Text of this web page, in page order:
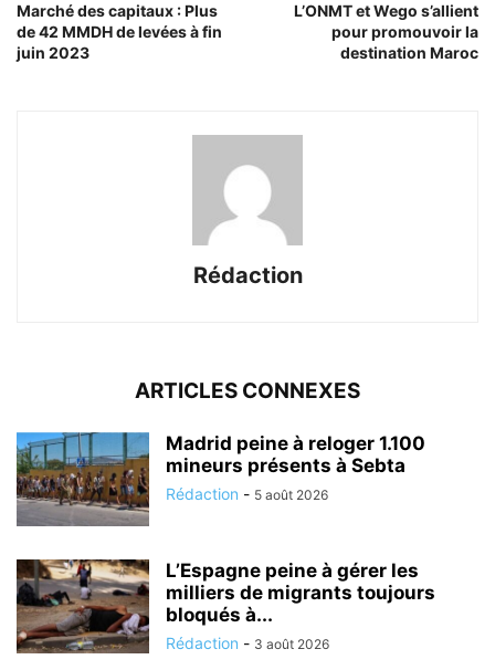
Marché des capitaux : Plus
de 42 MMDH de levées à fin
juin 2023
L’ONMT et Wego s’allient
pour promouvoir la
destination Maroc
Rédaction
ARTICLES CONNEXES
Madrid peine à reloger 1.100
mineurs présents à Sebta
Rédaction - 5 août 2026
L’Espagne peine à gérer les
milliers de migrants toujours
bloqués à...
Rédaction - 3 août 2026